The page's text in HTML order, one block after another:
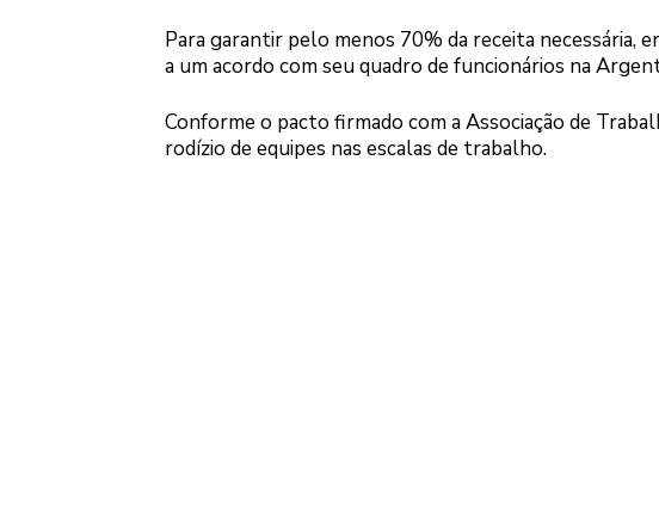
Para garantir pelo menos 70% da receita necessária,
a um acordo com seu quadro de funcionários na
Conforme o pacto firmado com a Associação de
rodízio de equipes nas escalas de trabalho.